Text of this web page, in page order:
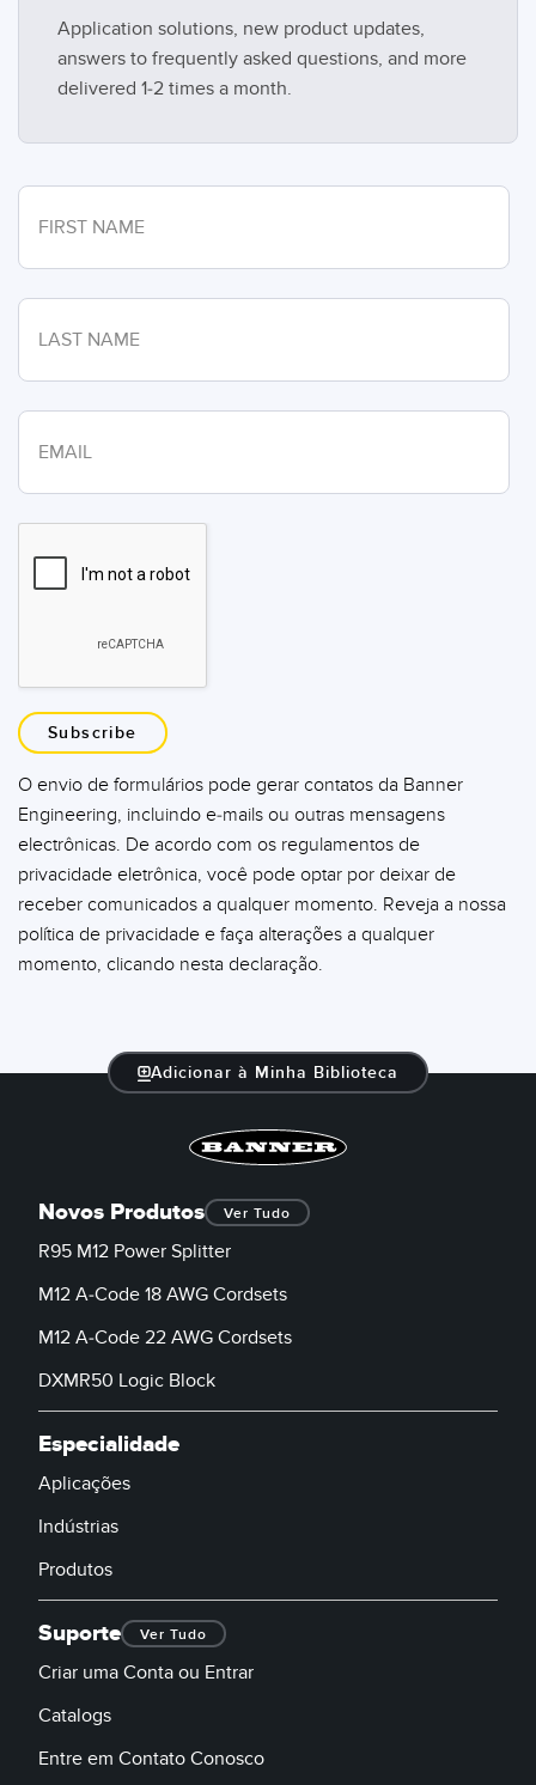
Application solutions, new product updates,
answers to frequently asked questions, and more
delivered 1-2 times a month.
Subscribe
O envio de formulários pode gerar contatos da Banner
Engineering, incluindo e-mails ou outras mensagens
electrônicas. De acordo com os regulamentos de
privacidade eletrônica, você pode optar por deixar de
receber comunicados a qualquer momento. Reveja a nossa
política de privacidade e faça alterações a qualquer
momento, clicando nesta declaração.
Adicionar à Minha Biblioteca
Novos Produtos Ver Tudo
R95 M12 Power Splitter
M12 A-Code 18 AWG Cordsets
M12 A-Code 22 AWG Cordsets
DXMR50 Logic Block
Especialidade
Aplicações
Indústrias
Produtos
Suporte Ver Tudo
Criar uma Conta ou Entrar
Catalogs
Entre em Contato Conosco